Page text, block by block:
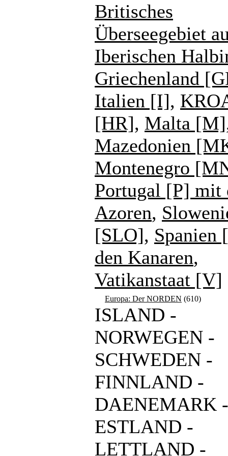
Britisches
Überseegebiet
Iberischen
Griechenland
Italien [I],
[HR], Malta [M]
Mazedonien
Montenegro
Portugal [P] mit
Azoren,
[SLO], Spanien
den Kanaren,
Vatikanstaat [V]
Europa: Der NORDEN (610)
ISLAND -
NORWEGEN -
SCHWEDEN -
FINNLAND -
DAENEMARK -
ESTLAND -
LETTLAND -